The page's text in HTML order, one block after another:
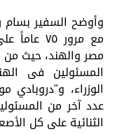
وأوضح السفير بسام
مع مرور
مصر والهند، حيث
المسئولين فى
الوزراء،
عدد آخر من
الثنائية على كل